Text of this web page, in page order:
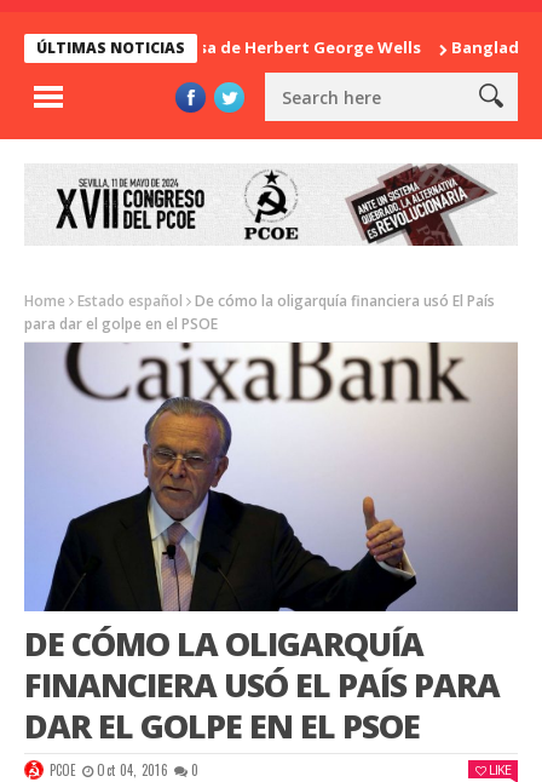
ÚLTIMAS NOTICIAS
La sorpresa de Herbert George Wells Bangladesh:
Home Estado español
De cómo la oligarquía financiera usó El País
para dar el golpe en el PSOE
DE CÓMO LA OLIGARQUÍA
FINANCIERA USÓ EL PAÍS PARA
DAR EL GOLPE EN EL PSOE
PCOE Oct 04, 2016 0 LIKE